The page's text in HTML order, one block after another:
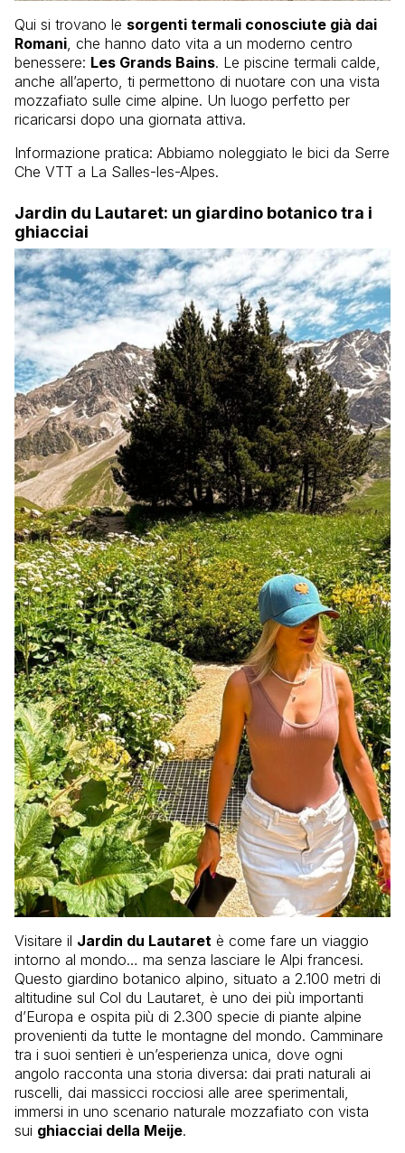
Qui si trovano le sorgenti termali conosciute già dai
Romani , che hanno dato vita a un moderno centro
benessere: Les Grands Bains. Le piscine termali calde,
anche all’aperto, ti permettono di nuotare con una vista
mozzafiato sulle cime alpine. Un luogo perfetto per
ricaricarsi dopo una giornata attiva.
Informazione pratica: Abbiamo noleggiato le bici da Serre
Che VTT a La Salles-les-Alpes.
Jardin du Lautaret: un giardino botanico tra i
ghiacciai
Visitare il Jardin du Lautaret è come fare un viaggio
intorno al mondo… ma senza lasciare le Alpi francesi.
Questo giardino botanico alpino, situato a 2.100 metri di
altitudine sul Col du Lautaret, è uno dei più importanti
d’Europa e ospita più di 2.300 specie di piante alpine
provenienti da tutte le montagne del mondo. Camminare
tra i suoi sentieri è un’esperienza unica, dove ogni
angolo racconta una storia diversa: dai prati naturali ai
ruscelli, dai massicci rocciosi alle aree sperimentali,
immersi in uno scenario naturale mozzafiato con vista
sui ghiacciai della Meije.